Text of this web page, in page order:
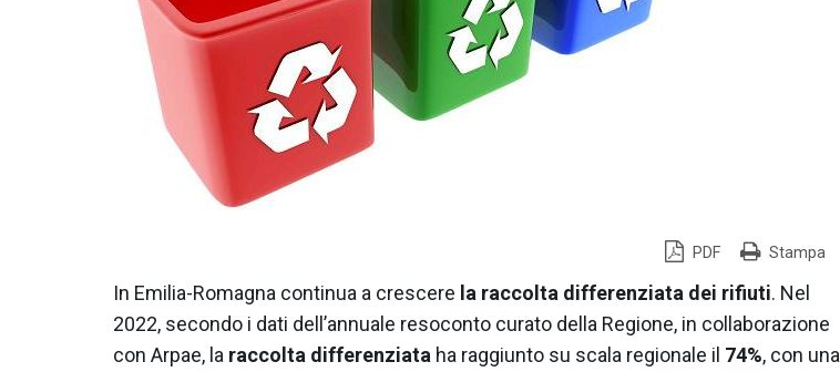
PDF Stampa
In Emilia-Romagna continua a crescere la raccolta differenziata dei rifiuti. Nel
2022, secondo i dati dell’annuale resoconto curato della Regione, in collaborazione
con Arpae, la raccolta differenziata ha raggiunto su scala regionale il 74%, con una